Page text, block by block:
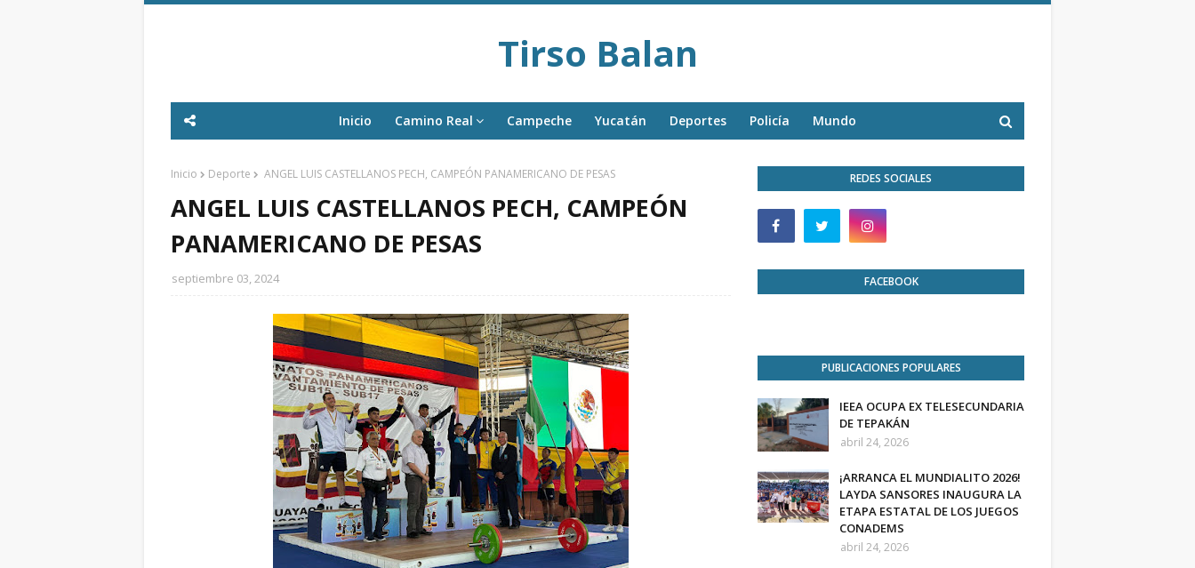
Tirso Balan
Inicio Camino Real Campeche Yucatán Deportes Policía Mundo
Inicio Deporte ANGEL LUIS CASTELLANOS PECH, CAMPEÓN PANAMERICANO DE PESAS
ANGEL LUIS CASTELLANOS PECH, CAMPEÓN
PANAMERICANO DE PESAS
septiembre 03, 2024
REDES SOCIALES
FACEBOOK
PUBLICACIONES POPULARES
IEEA OCUPA EX TELESECUNDARIA
DE TEPAKÁN
abril 24, 2026
¡ARRANCA EL MUNDIALITO 2026!
LAYDA SANSORES INAUGURA LA
ETAPA ESTATAL DE LOS JUEGOS
CONADEMS
abril 24, 2026